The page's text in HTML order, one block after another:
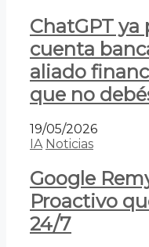
ChatGPT
cuenta
aliado
que no
19/05/2026
IA Noticias
Google
Proactivo
24/7